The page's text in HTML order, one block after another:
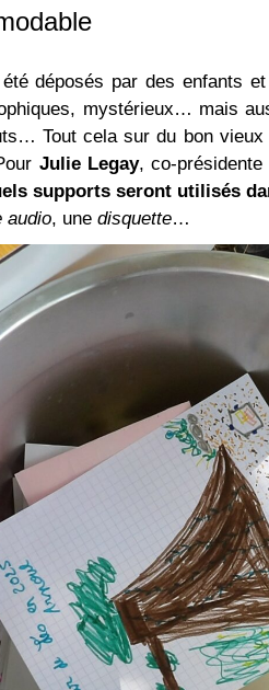
déposés par des enfants
mystérieux… mais
Tout cela sur du bon
Julie Legay, co-
supports seront utilisés
audio, unedisquette…